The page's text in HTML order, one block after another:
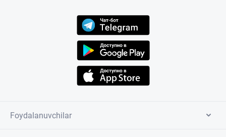
Foydalanuvchilar